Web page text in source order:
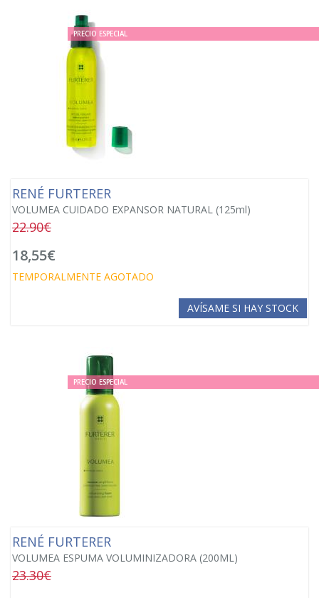
PRECIO ESPECIAL
RENÉ FURTERER
VOLUMEA CUIDADO EXPANSOR NATURAL (125ml)
22.90€
18,55€
TEMPORALMENTE AGOTADO
AVÍSAME SI HAY STOCK
PRECIO ESPECIAL
RENÉ FURTERER
VOLUMEA ESPUMA VOLUMINIZADORA (200ML)
23.30€